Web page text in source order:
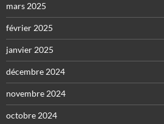
mars 2025
février 2025
janvier 2025
décembre 2024
novembre 2024
octobre 2024